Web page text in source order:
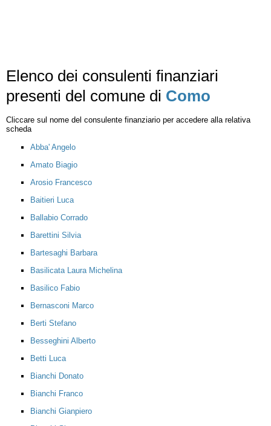
Elenco dei consulenti finanziari
presenti del comune di Como
Cliccare sul nome del consulente finanziario per accedere alla relativa
scheda
Abba' Angelo
Amato Biagio
Arosio Francesco
Baitieri Luca
Ballabio Corrado
Barettini Silvia
Bartesaghi Barbara
Basilicata Laura Michelina
Basilico Fabio
Bernasconi Marco
Berti Stefano
Besseghini Alberto
Betti Luca
Bianchi Donato
Bianchi Franco
Bianchi Gianpiero